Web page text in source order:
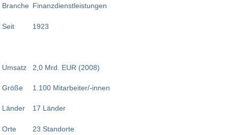
Branche
Seit
Umsatz
Größe
Länder
Orte
Finanzdienstleistungen
1923
2,0 Mrd. EUR (2008)
1.100 Mitarbeiter/-innen
17 Länder
23 Standorte